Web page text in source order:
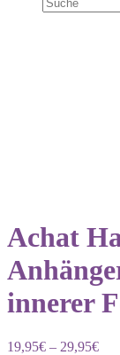
Achat
innerer
19,95€ – 29,95€